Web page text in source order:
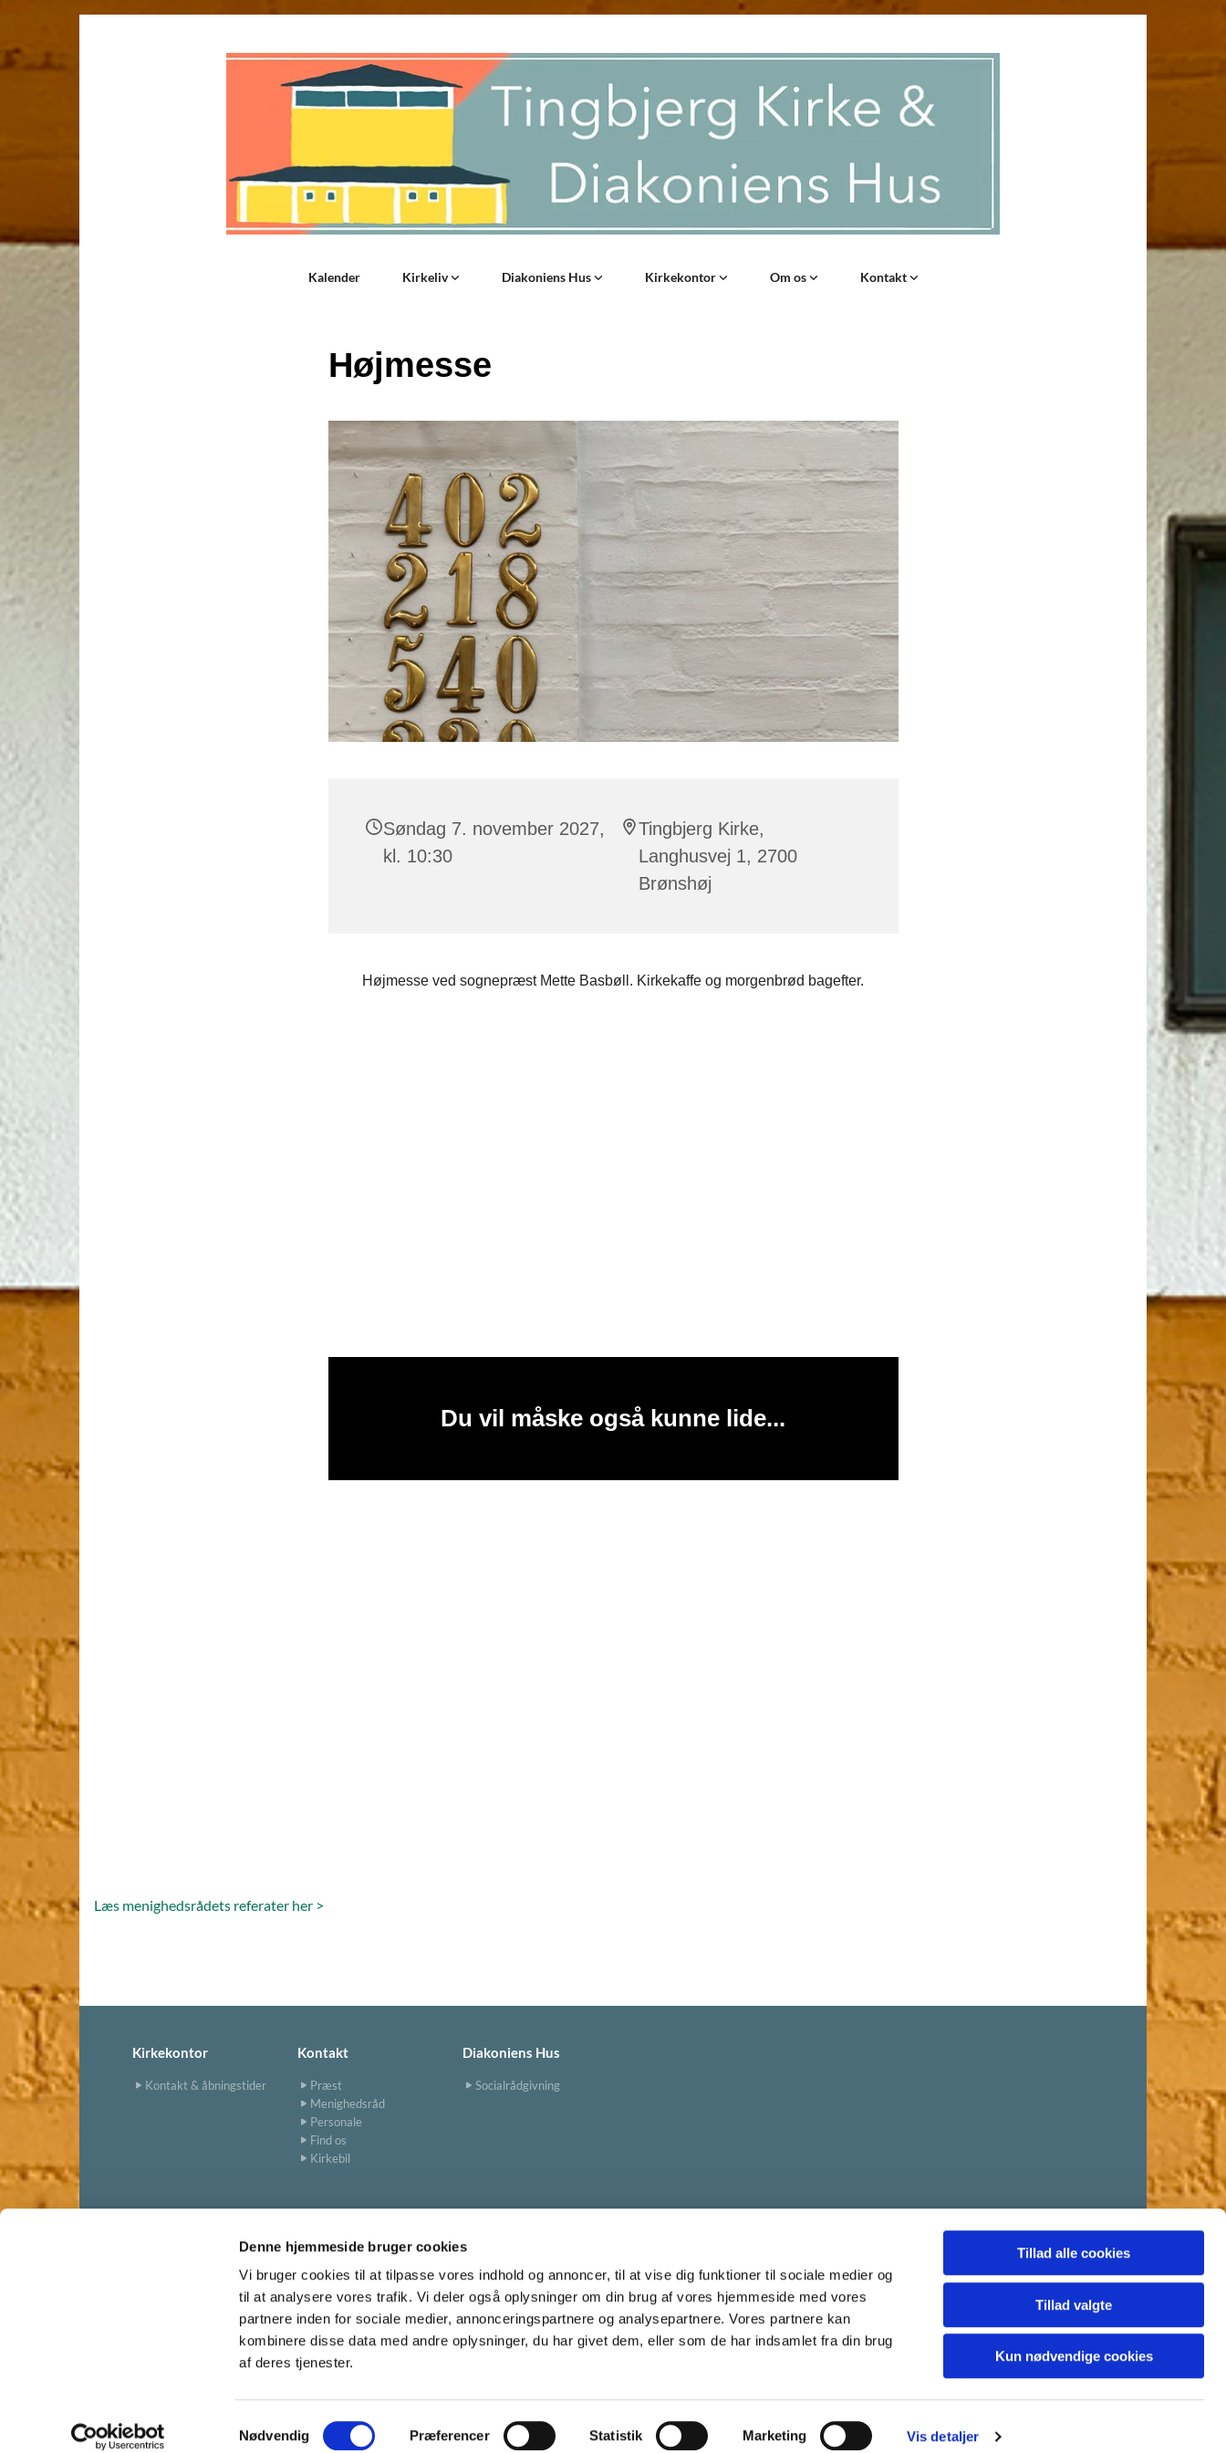
Denne hjemmeside bruger cookies
Vi bruger cookies til at tilpasse vores indhold og annoncer, til at vise dig funktioner til sociale medier og
til at analysere vores trafik. Vi deler også oplysninger om din brug af vores hjemmeside med vores
partnere inden for sociale medier, annonceringspartnere og analysepartnere. Vores partnere kan
kombinere disse data med andre oplysninger, du har givet dem, eller som de har indsamlet fra din brug
af deres tjenester.
a
Nødvendig Præferencer Statistik Marketing Vis detaljer
Tillad alle cookies
Tillad valgte
Kun nødvendige cookies
Kalender Kirkeliv Diakoniens Hus Kirkekontor Om os Kontakt
Højmesse
Søndag 7. november 2027,
kl. 10:30
Tingbjerg Kirke,
Langhusvej 1, 2700
Brønshøj
Højmesse ved sognepræst Mette Basbøll. Kirkekaffe og morgenbrød bagefter.
Du vil måske også kunne lide...
Læs menighedsrådets referater her >
Kirkekontor
Kontakt & åbningstider
Kontakt
Præst
Menighedsråd
Personale
Find os
Kirkebil
Diakoniens Hus
Socialrådgivning
Cookiepolitik